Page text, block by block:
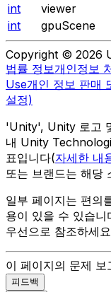
int
viewer
int
gpuScene
Copyright © 2026
법률 정보개인정보
Use개인 정보 판매
설정)
'Unity', Unity 로고
내 Unity
표입니다(자세한 내
또는 브랜드는 해당
일부 페이지는 편의
용이 있을 수 있습
우선으로 참조하세
이 페이지의 문제 보
피드백